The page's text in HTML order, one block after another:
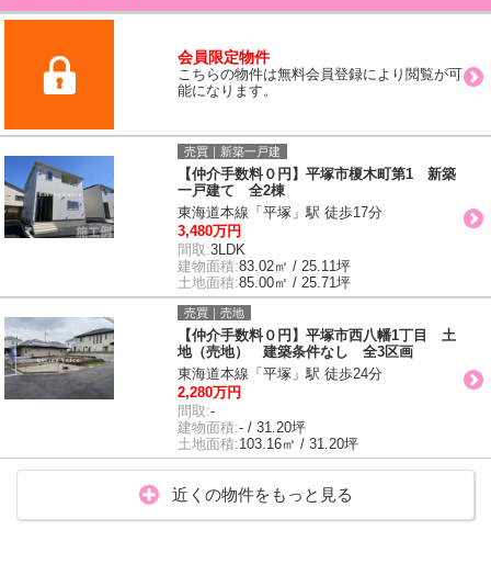
会員限定物件
こちらの物件は無料会員登録により閲覧が可
能になります。
売買｜新築一戸建
【仲介手数料０円】平塚市榎木町第1 新築
一戸建て 全2棟
東海道本線「平塚」駅 徒歩17分
3,480万円
間取:3LDK
建物面積:83.02㎡ / 25.11坪
土地面積:85.00㎡ / 25.71坪
売買｜売地
【仲介手数料０円】平塚市西八幡1丁目 土
地（売地） 建築条件なし 全3区画
東海道本線「平塚」駅 徒歩24分
2,280万円
間取:-
建物面積:- / 31.20坪
土地面積:103.16㎡ / 31.20坪
近くの物件をもっと見る